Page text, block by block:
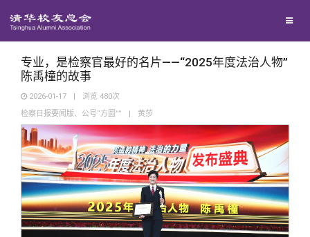
西南联大校友会
义工计划
新媒体平台
青春风采
校友文苑
校友讲坛
校友视界
校友服务
专业，是检察官最好的名片——“2025年度法治人物”
陈禹橦的故事
2026-01-17 | 浏览 480次
检察日报要闻版、公号“方圆””
| 黄莎